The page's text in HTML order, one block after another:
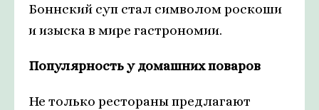
Боннский суп стал символом роскоши
и изыска в мире гастрономии.
Популярность у домашних поваров
Не только рестораны предлагают